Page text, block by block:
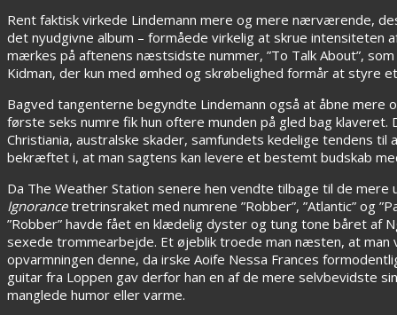
Rent faktisk virkede Lindemann mere og mere nærværende,
det nyudgivne album – formåede virkelig at skrue
mærkes på aftenens næstsidste nummer, ”To Talk About”,
Kidman, der kun med ømhed og skrøbelighed formår at styre
Bagved tangenterne begyndte Lindemann også at åbne
første seks numre fik hun oftere munden på gled bag
Christiania, australske skader, samfundets kedelige tendens
bekræftet i, at man sagtens kan levere et bestemt budskab
Da The Weather Station senere hen vendte tilbage til de
Ignorancetretrinsraket med numrene ”Robber”, ”Atlantic” og
”Robber” havde fået en klædelig dyster og tung tone båret af
sexede trommearbejde. Et øjeblik troede man næsten, at
opvarmningen denne, da irske Aoife Nessa Frances
guitar fra Loppen gav derfor han en af de mere selvbevidste
manglede humor eller varme.